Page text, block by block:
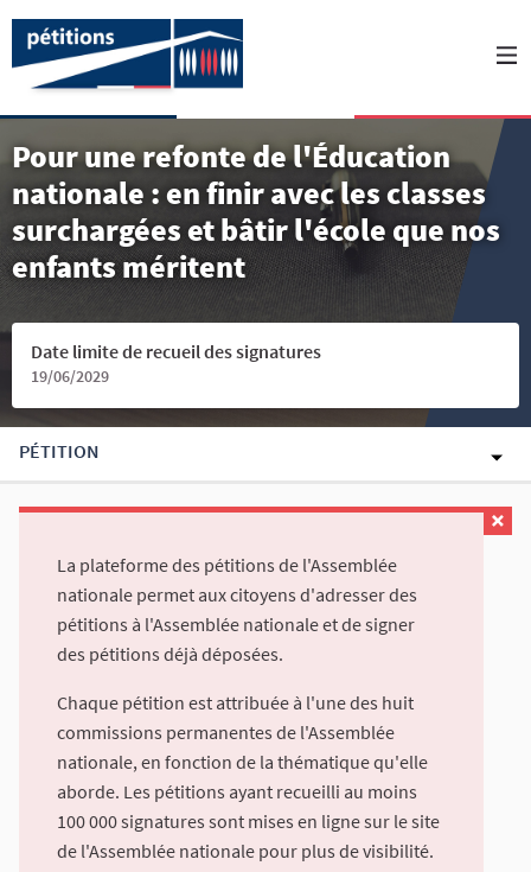
Pour une refonte de l'Éducation
nationale : en finir avec les classes
surchargées et bâtir l'école que nos
enfants méritent
Date limite de recueil des signatures
19/06/2029
PÉTITION
La plateforme des pétitions de l'Assemblée
nationale permet aux citoyens d'adresser des
pétitions à l'Assemblée nationale et de signer
des pétitions déjà déposées.
Chaque pétition est attribuée à l'une des huit
commissions permanentes de l'Assemblée
nationale, en fonction de la thématique qu'elle
aborde. Les pétitions ayant recueilli au moins
100 000 signatures sont mises en ligne sur le site
de l'Assemblée nationale pour plus de visibilité.